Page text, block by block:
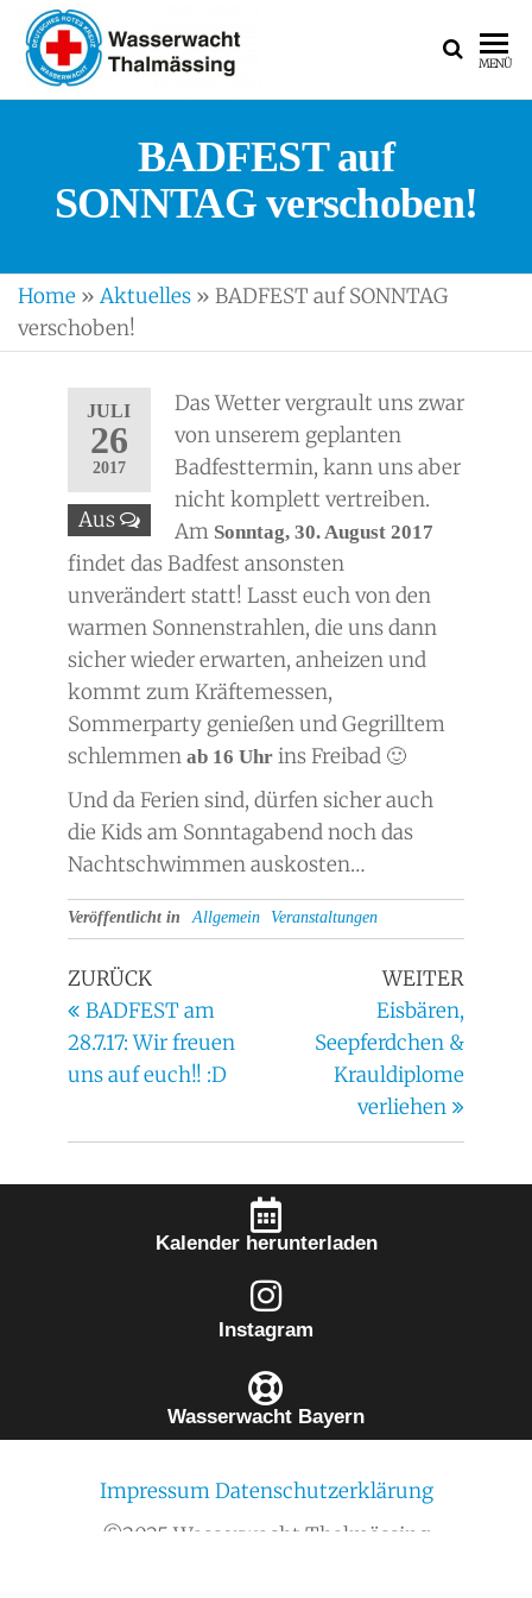
MENÜ
BADFEST auf
SONNTAG verschoben!
Home » Aktuelles » BADFEST auf SONNTAG
verschoben!
JULI
26
2017
Aus
Das Wetter vergrault uns zwar
von unserem geplanten
Badfesttermin, kann uns aber
nicht komplett vertreiben.
Am Sonntag, 30. August 2017
findet das Badfest ansonsten
unverändert statt! Lasst euch von den
warmen Sonnenstrahlen, die uns dann
sicher wieder erwarten, anheizen und
kommt zum Kräftemessen,
Sommerparty genießen und Gegrilltem
schlemmen ab 16 Uhrins Freibad 🙂
Und da Ferien sind, dürfen sicher auch
die Kids am Sonntagabend noch das
Nachtschwimmen auskosten…
Veröffentlicht in Allgemein Veranstaltungen
ZURÜCK
BADFEST am
28.7.17: Wir freuen
uns auf euch!! :D
WEITER
Eisbären,
Seepferdchen &
Krauldiplome
verliehen
Kalender herunterladen
Instagram
Wasserwacht Bayern
ImpressumDatenschutzerklärung
©2025 Wasserwacht Thalmässing